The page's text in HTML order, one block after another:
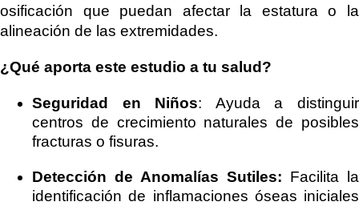
osificación que puedan afectar la estatura o la
alineación de las extremidades.
¿Qué aporta este estudio a tu salud?
Seguridad en Niños: Ayuda a distinguir
centros de crecimiento naturales de posibles
fracturas o fisuras.
Detección de Anomalías Sutiles: Facilita la
identificación de inflamaciones óseas iniciales